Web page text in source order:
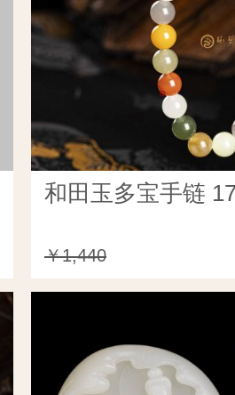
和田玉多宝手链
￥1,440